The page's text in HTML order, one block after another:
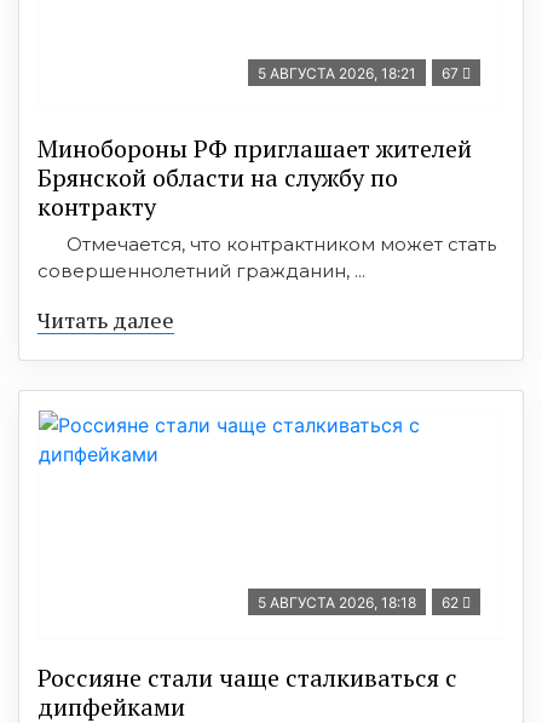
5 АВГУСТА 2026, 18:21 67
Минобoроны РФ приглaшaет житeлeй
Брянской области на службу по
контракту
Отмечается, что контрактником может стать
совершеннолетний гражданин, ...
Читать далее
5 АВГУСТА 2026, 18:18 62
Россияне стали чаще сталкиваться с
дипфейками